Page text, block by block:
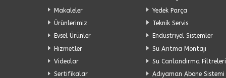
Makaleler
Ürünlerimiz
Evsel Ürünler
Hizmetler
Videolar
Sertifikalar
Yedek Parça
Teknik Servis
Endüstriyel Sistemler
Su Arıtma Montajı
Su Canlandırma Filtreleri
Adıyaman Abone Sistemi